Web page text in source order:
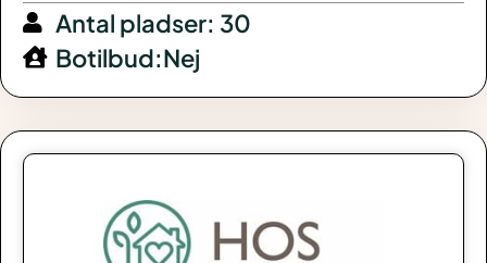
Antal pladser: 30
Botilbud:Nej